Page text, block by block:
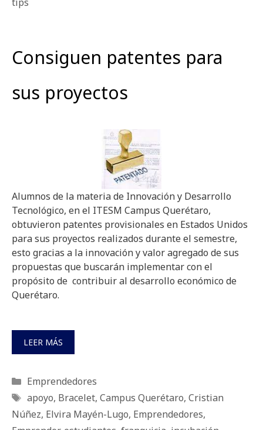
Consiguen patentes para
sus proyectos
Alumnos de la materia de Innovación y Desarrollo
Tecnológico, en el ITESM Campus Querétaro,
obtuvieron patentes provisionales en Estados Unidos
para sus proyectos realizados durante el semestre,
esto gracias a la innovación y valor agregado de sus
propuestas que buscarán implementar con el
propósito de contribuir al desarrollo económico de
Querétaro.
LEER MÁS
Categorías
Emprendedores
Etiquetas
apoyo, Bracelet, Campus Querétaro, Cristian
Núñez, Elvira Mayén-Lugo, Emprendedores,